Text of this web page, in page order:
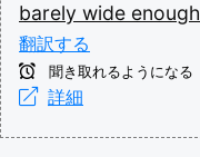
barely wide enough
翻訳する
聞き取れるようになる
詳細